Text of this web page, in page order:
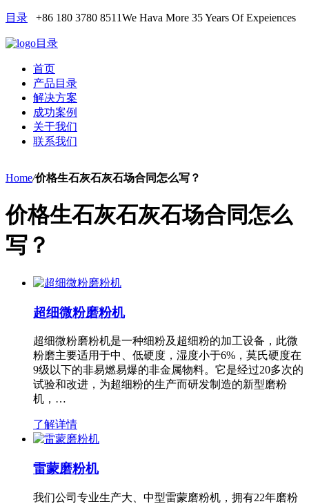
目录 +86 180 3780 8511We Hava More 35 Years Of Expeiences
目录
首页
产品目录
解决方案
成功案例
关于我们
联系我们
Home/价格生石灰石灰石场合同怎么写？
价格生石灰石灰石场合同怎么
写？
超细微粉磨粉机
超细微粉磨粉机是一种细粉及超细粉的加工设备，此微
粉磨主要适用于中、低硬度，湿度小于6%，莫氏硬度在
9级以下的非易燃易爆的非金属物料。它是经过20多次的
试验和改进，为超细粉的生产而研发制造的新型磨粉
机，…
了解详情
雷蒙磨粉机
我们公司专业生产大、中型雷蒙磨粉机，拥有22年磨粉